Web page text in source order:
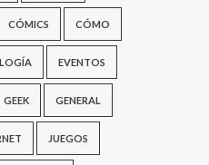
CÓMICS CÓMO
EVENTOS
GEEK GENERAL
JUEGOS